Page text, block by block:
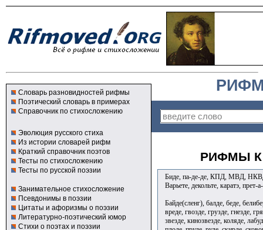
Словарь разновидностей рифмы
Поэтический словарь в примерах
Справочник по стихосложению
Эволюция русского стиха
Из истории словарей рифм
Краткий справочник поэтов
Тесты по стихосложению
Тесты по русской поэзии
Занимательное стихосложение
Псевдонимы в поэзии
Цитаты и афоризмы о поэзии
Литературно-поэтический юмор
Стихи о поэтах и поэзии
РИФМЫ К
Биде, па-де-де, КПД, МВД,
Варьете, декольте, каратэ,
Байде(сленг), балде, беде,
вреде, гвозде, грузде, гнезде,
звезде, кинозвезде, коляде,